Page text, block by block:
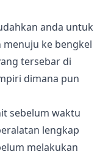
anda untuk
ke bengkel
tersebar di
dimana pun
sebelum waktu
lengkap
melakukan